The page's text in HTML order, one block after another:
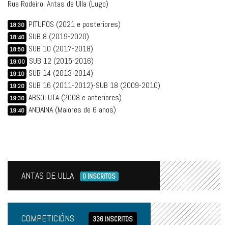
Rua Rodeiro, Antas de Ulla (Lugo)
18:30 PITUFOS (2021 e posteriores)
18:40 SUB 8 (2019-2020)
18:50 SUB 10 (2017-2018)
19:00 SUB 12 (2015-2016)
19:10 SUB 14 (2013-2014)
19:20 SUB 16 (2011-2012)-SUB 18 (2009-2010)
19:30 ABSOLUTA (2008 e anteriores)
19:40 ANDAINA (Maiores de 6 anos)
ANTAS DE ULLA 0 INSCRITOS
COMPETICIÓNS 336 INSCRITOS